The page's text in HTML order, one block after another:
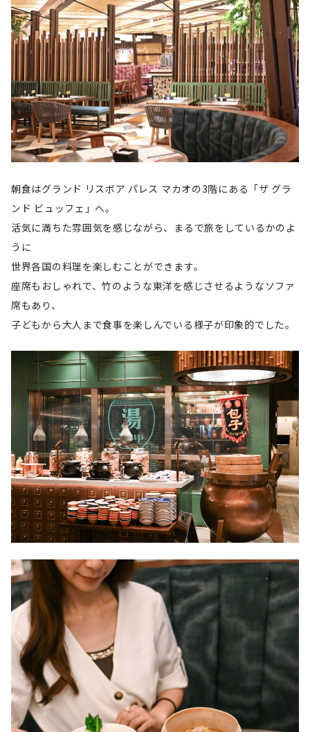
朝食はグランド リスボア パレス マカオの3階にある「ザ グラ
ンド ビュッフェ」へ。
活気に満ちた雰囲気を感じながら、まるで旅をしているかのよ
うに
世界各国の料理を楽しむことができます。
座席もおしゃれで、竹のような東洋を感じさせるようなソファ
席もあり、
子どもから大人まで食事を楽しんでいる様子が印象的でした。